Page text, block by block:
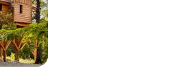
invitation à lâcher prise et à vivre
entouré de luxe et de beauté
à un séjour mémorable où la
marie au raffinement d'un service